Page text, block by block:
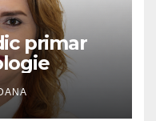
primar